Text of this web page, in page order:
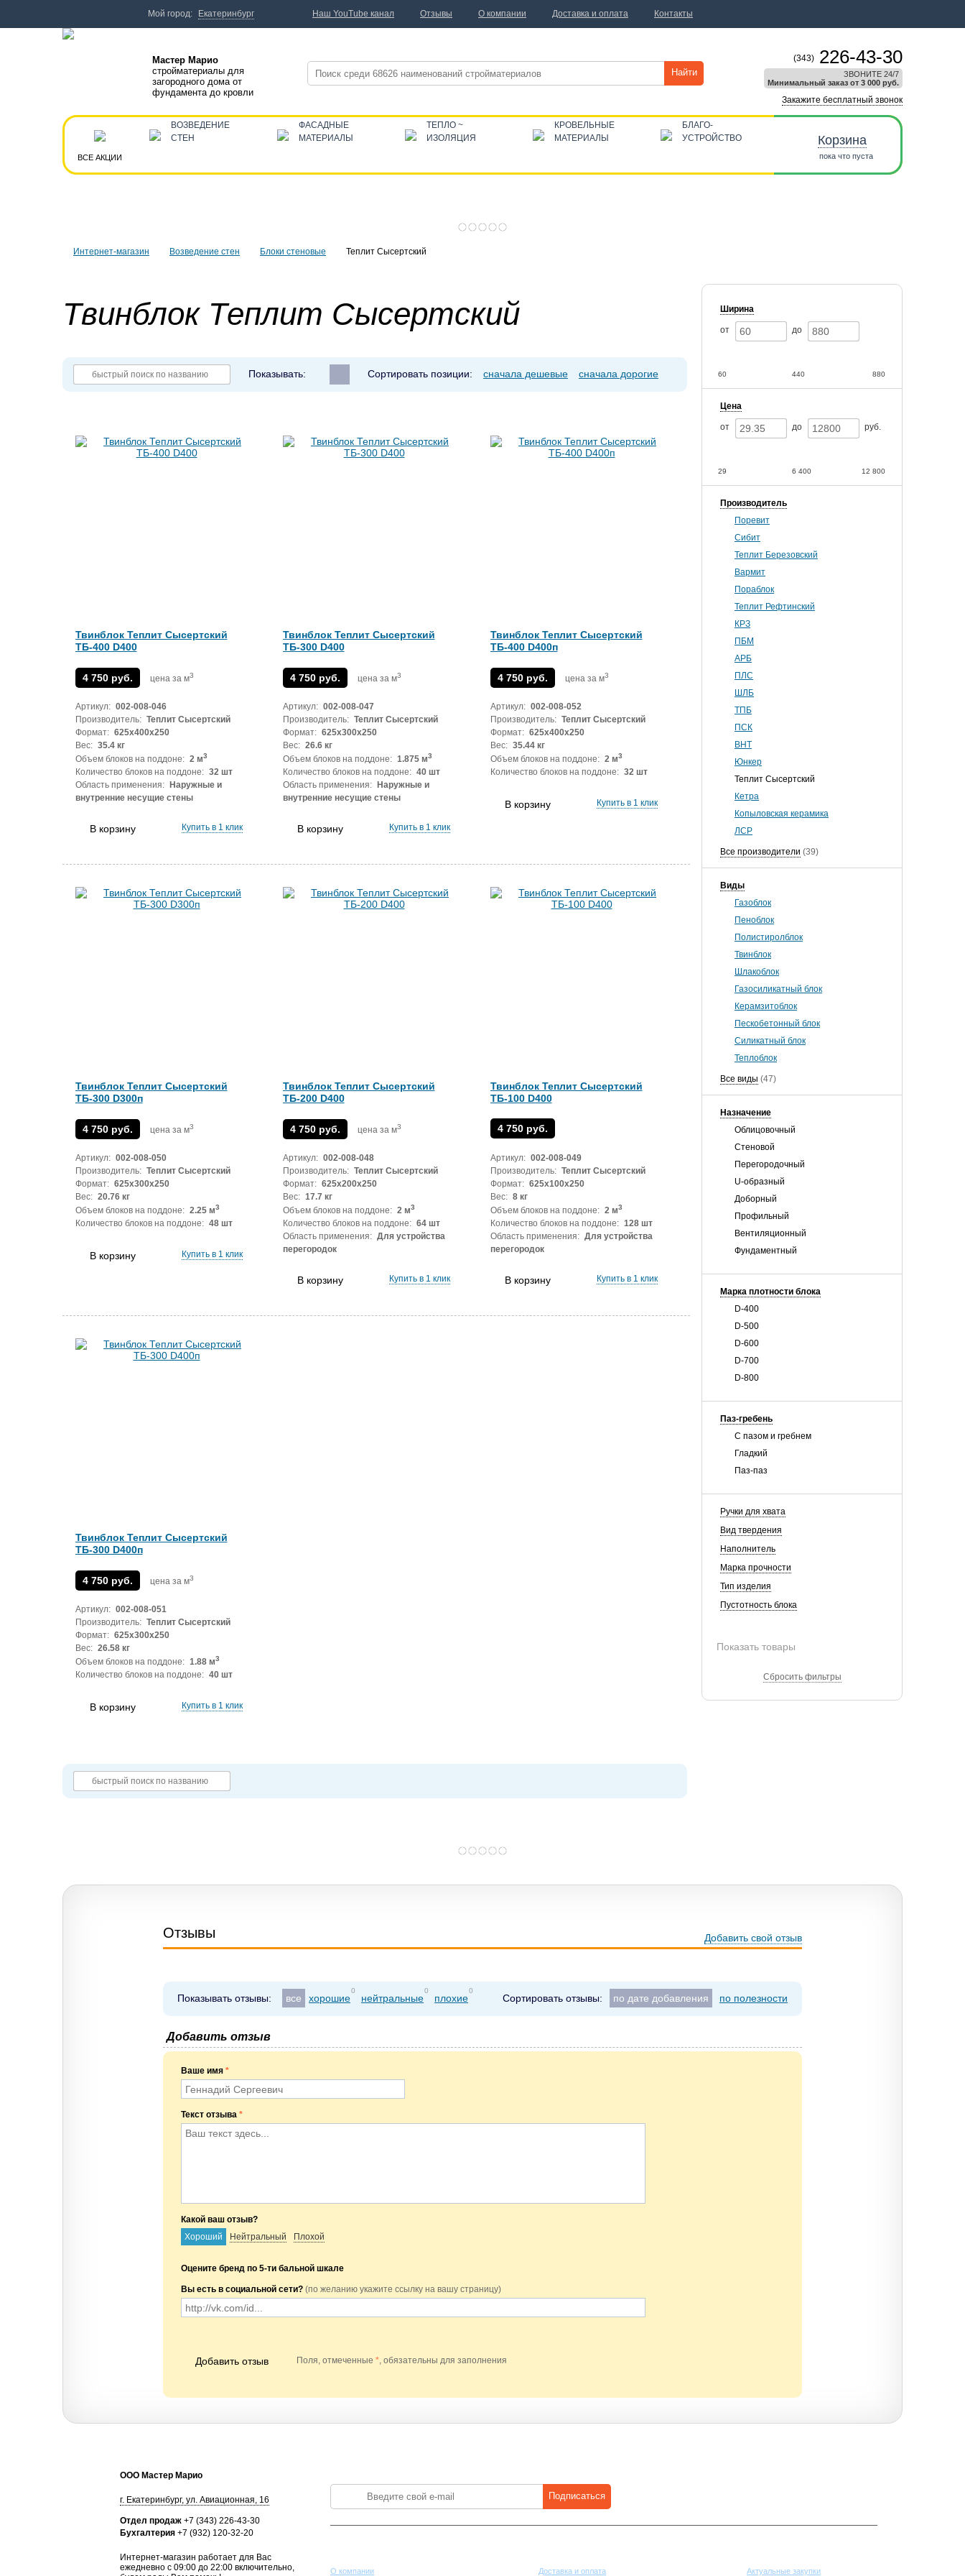
Интернет-магазин Возведение стен Блоки стеновые Теплит Сысертский
Ширина
от до
60 880
440
Цена
от до руб.
29 12 800
6 400
Производитель
Поревит
Сибит
Теплит Березовский
Вармит
Пораблок
Теплит Рефтинский
КРЗ
ПБМ
АРБ
ПЛС
ШЛБ
ТПБ
ПСК
ВНТ
Юнкер
Теплит Сысертский
Кетра
Копыловская керамика
ЛСР
Все производители (39)
Виды
Газоблок
Пеноблок
Полистиролблок
Твинблок
Шлакоблок
Газосиликатный блок
Керамзитоблок
Пескобетонный блок
Силикатный блок
Теплоблок
Все виды (47)
Назначение
Облицовочный
Стеновой
Перегородочный
U-образный
Доборный
Профильный
Вентиляционный
Фундаментный
Марка плотности блока
D-400
D-500
D-600
D-700
D-800
Паз-гребень
С пазом и гребнем
Гладкий
Паз-паз
Ручки для хвата
Вид твердения
Наполнитель
Марка прочности
Тип изделия
Пустотность блока
Показать товары
Сбросить фильтры
Твинблок Теплит Сысертский
Показывать: Сортировать позиции: сначала дешевые сначала дорогие
Твинблок Теплит Сысертский
ТБ-400 D400
4 750 руб. цена за м3
Артикул: 002-008-046
Производитель: Теплит Сысертский
Формат: 625x400x250
Вес: 35.4 кг
Объем блоков на поддоне: 2 м3
Количество блоков на поддоне: 32 шт
Область применения:
Наружные и
внутренние несущие стены
В корзину Купить в 1 клик
Твинблок Теплит Сысертский
ТБ-300 D400
4 750 руб. цена за м3
Артикул: 002-008-047
Производитель: Теплит Сысертский
Формат: 625x300x250
Вес: 26.6 кг
Объем блоков на поддоне: 1.875 м3
Количество блоков на поддоне: 40 шт
Область применения:
Наружные и
внутренние несущие стены
В корзину Купить в 1 клик
Твинблок Теплит Сысертский
ТБ-400 D400п
4 750 руб. цена за м3
Артикул: 002-008-052
Производитель: Теплит Сысертский
Формат: 625x400x250
Вес: 35.44 кг
Объем блоков на поддоне: 2 м3
Количество блоков на поддоне: 32 шт
В корзину Купить в 1 клик
Твинблок Теплит Сысертский
ТБ-300 D300п
4 750 руб. цена за м3
Артикул: 002-008-050
Производитель: Теплит Сысертский
Формат: 625x300x250
Вес: 20.76 кг
Объем блоков на поддоне: 2.25 м3
Количество блоков на поддоне: 48 шт
В корзину Купить в 1 клик
Твинблок Теплит Сысертский
ТБ-200 D400
4 750 руб. цена за м3
Артикул: 002-008-048
Производитель: Теплит Сысертский
Формат: 625x200x250
Вес: 17.7 кг
Объем блоков на поддоне: 2 м3
Количество блоков на поддоне: 64 шт
Область применения: Для устройства
перегородок
В корзину Купить в 1 клик
Твинблок Теплит Сысертский
ТБ-100 D400
4 750 руб.
Артикул: 002-008-049
Производитель: Теплит Сысертский
Формат: 625x100x250
Вес: 8 кг
Объем блоков на поддоне: 2 м3
Количество блоков на поддоне: 128 шт
Область применения: Для устройства
перегородок
В корзину Купить в 1 клик
Твинблок Теплит Сысертский
ТБ-300 D400п
4 750 руб. цена за м3
Артикул: 002-008-051
Производитель: Теплит Сысертский
Формат: 625x300x250
Вес: 26.58 кг
Объем блоков на поддоне: 1.88 м3
Количество блоков на поддоне: 40 шт
В корзину Купить в 1 клик
Отзывы Добавить свой отзыв
Показывать отзывы: все хорошие
0
нейтральные
0
плохие
0
Сортировать отзывы: по дате добавления по полезности
Добавить отзыв
Ваше имя *
Текст отзыва *
Какой ваш отзыв?
Хороший
Нейтральный Плохой
Оцените бренд по 5-ти бальной шкале
Вы есть в социальной сети? (по желанию укажите ссылку на вашу страницу)
Добавить отзыв Поля, отмеченные *, обязательны для заполнения
Мастер Марио
стройматериалы для
загородного дома от
фундамента до кровли
Найти
(343) 226-43-30
ЗВОНИТЕ 24/7
Минимальный заказ от 3 000 руб.
Закажите бесплатный звонок
ВСЕ АКЦИИ
ВОЗВЕДЕНИЕ
СТЕН
ФАСАДНЫЕ
МАТЕРИАЛЫ
ТЕПЛО ~
ИЗОЛЯЦИЯ
КРОВЕЛЬНЫЕ
МАТЕРИАЛЫ
БЛАГО-
УСТРОЙСТВО
Корзина
пока что пуста
ООО Мастер Марио
г. Екатеринбург, ул. Авиационная, 16
Отдел продаж +7 (343) 226-43-30
Бухгалтерия +7 (932) 120-32-20
Интернет-магазин работает для Вас
ежедневно с 09:00 до 22:00 включительно,
Подписаться
О компании Доставка и оплата Актуальные закупки
Мой город: Екатеринбург Наш YouTube канал Отзывы О компании Доставка и оплата Контакты